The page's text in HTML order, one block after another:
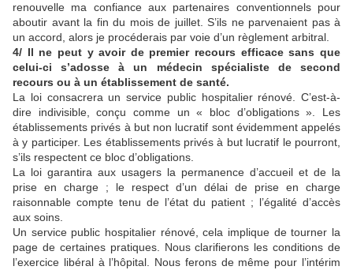
renouvelle ma confiance aux partenaires conventionnels pour
aboutir avant la fin du mois de juillet. S’ils ne parvenaient pas à
un accord, alors je procéderais par voie d’un règlement arbitral.
4/ Il ne peut y avoir de premier recours efficace sans que
celui-ci s’adosse à un médecin spécialiste de second
recours ou à un établissement de santé.
La loi consacrera un service public hospitalier rénové. C’est-à-
dire indivisible, conçu comme un « bloc d’obligations ». Les
établissements privés à but non lucratif sont évidemment appelés
à y participer. Les établissements privés à but lucratif le pourront,
s’ils respectent ce bloc d’obligations.
La loi garantira aux usagers la permanence d’accueil et de la
prise en charge ; le respect d’un délai de prise en charge
raisonnable compte tenu de l’état du patient ; l’égalité d’accès
aux soins.
Un service public hospitalier rénové, cela implique de tourner la
page de certaines pratiques. Nous clarifierons les conditions de
l’exercice libéral à l’hôpital. Nous ferons de même pour l’intérim